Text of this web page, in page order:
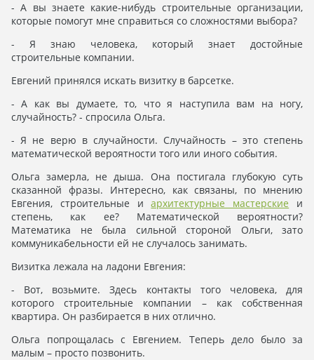
- А вы знаете какие-нибудь строительные организации,
которые помогут мне справиться со сложностями выбора?
- Я знаю человека, который знает достойные
строительные компании.
Евгений принялся искать визитку в барсетке.
- А как вы думаете, то, что я наступила вам на ногу,
случайность? - спросила Ольга.
- Я не верю в случайности. Случайность – это степень
математической вероятности того или иного события.
Ольга замерла, не дыша. Она постигала глубокую суть
сказанной фразы. Интересно, как связаны, по мнению
Евгения, строительные иархитектурные мастерские и
степень, как ее? Математической вероятности?
Математика не была сильной стороной Ольги, зато
коммуникабельности ей не случалось занимать.
Визитка лежала на ладони Евгения:
- Вот, возьмите. Здесь контакты того человека, для
которого строительные компании – как собственная
квартира. Он разбирается в них отлично.
Ольга попрощалась с Евгением. Теперь дело было за
малым – просто позвонить.